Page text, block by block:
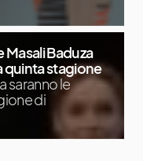
Baduza
quinta stagione
saranno le
di